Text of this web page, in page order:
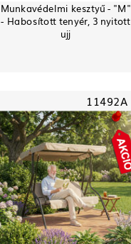
Munkavédelmi kesztyű - "M"
- Habosított tenyér, 3 nyitott
ujj
11492A